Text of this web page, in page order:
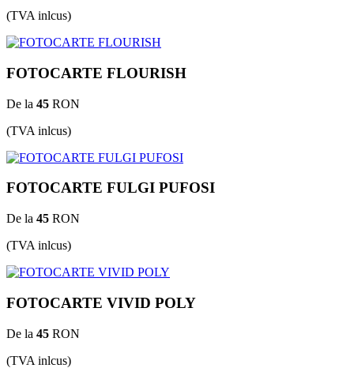
(TVA inlcus)
FOTOCARTE FLOURISH
De la 45 RON
(TVA inlcus)
FOTOCARTE FULGI PUFOSI
De la 45 RON
(TVA inlcus)
FOTOCARTE VIVID POLY
De la 45 RON
(TVA inlcus)